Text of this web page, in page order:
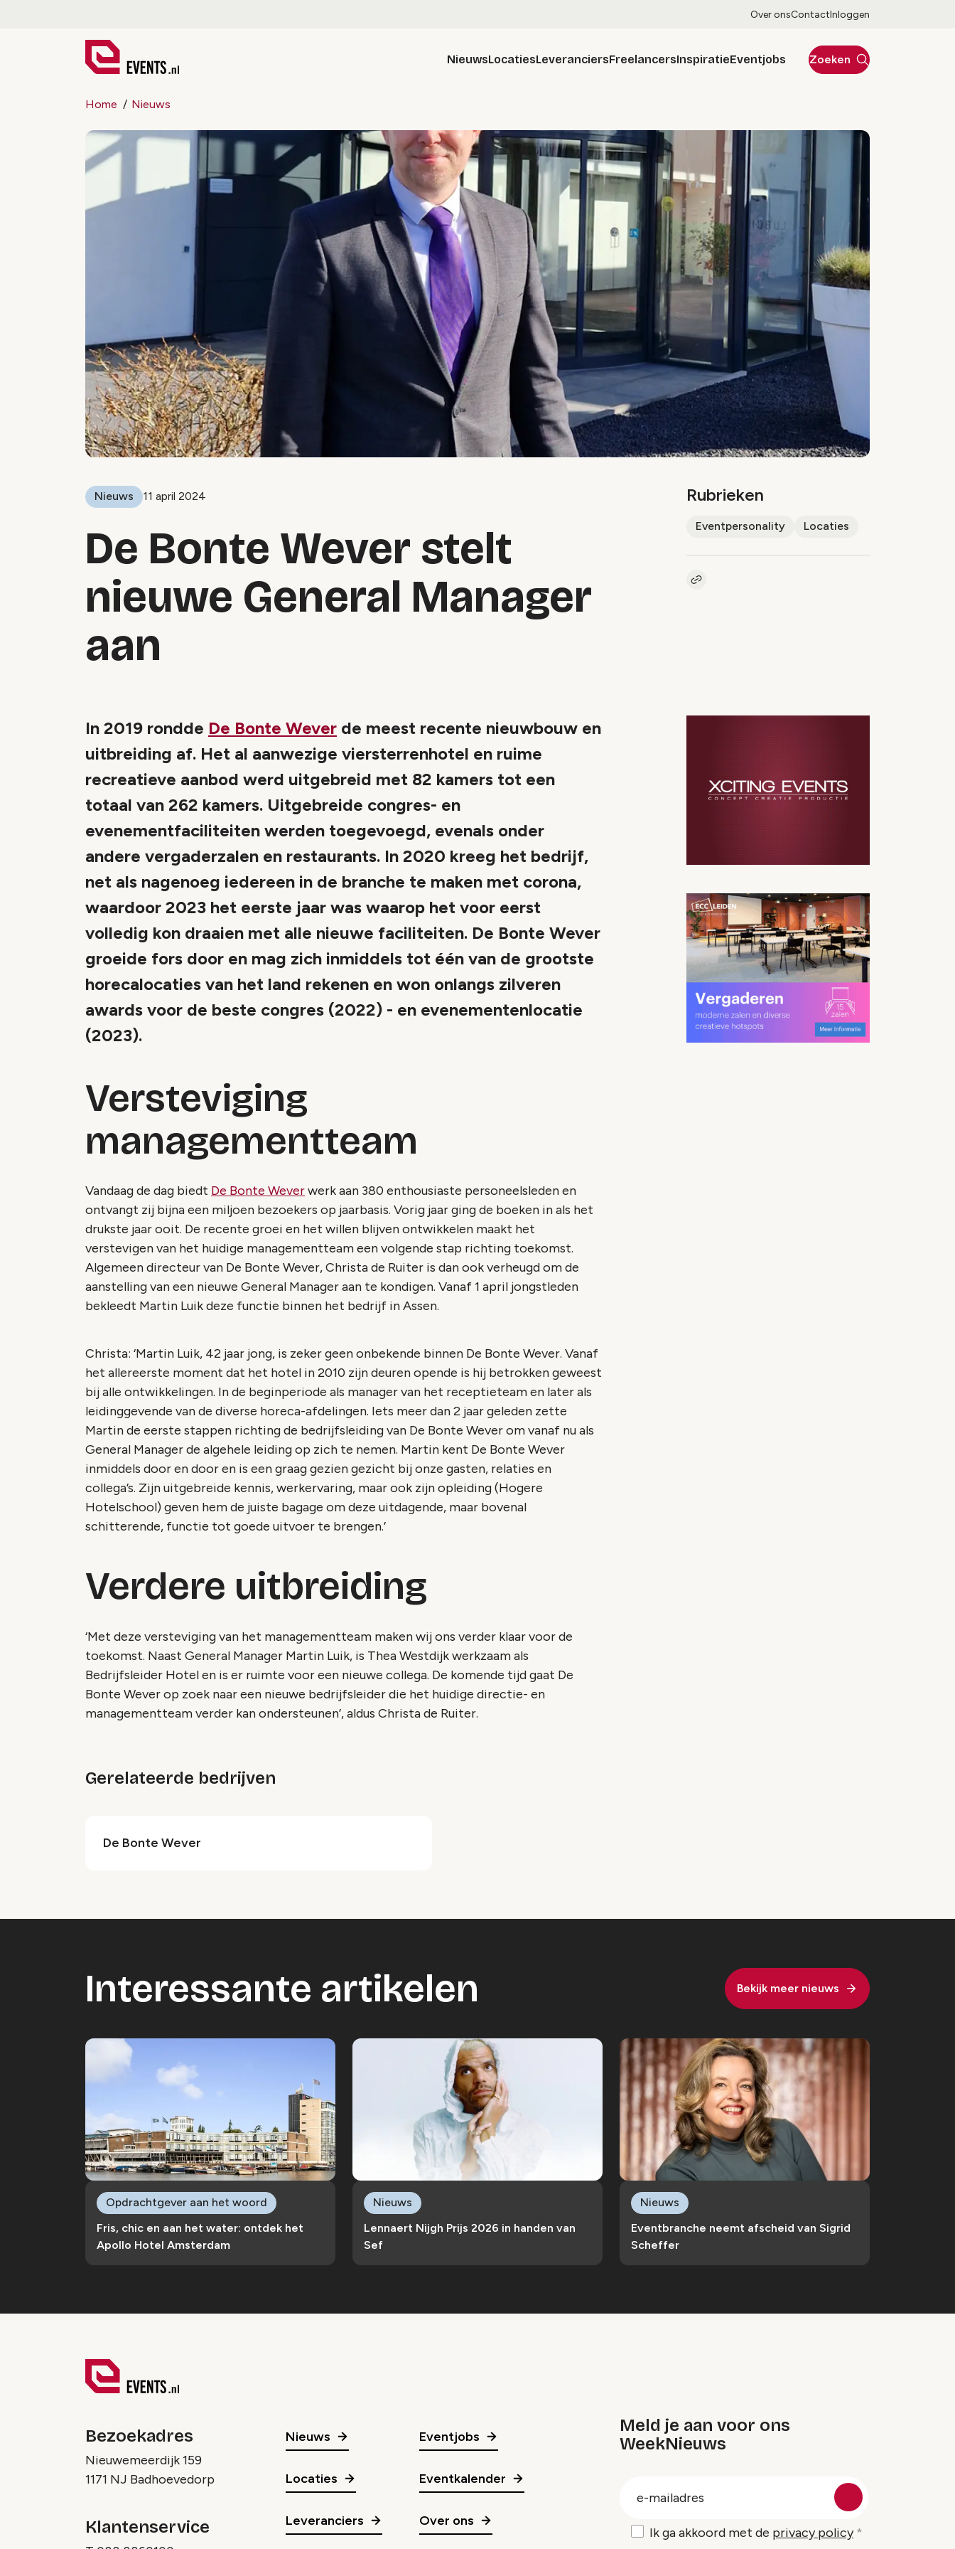
Over onsContactInloggen
NieuwsLocatiesLeveranciersFreelancersInspiratieEventjobs Zoeken
Home Nieuws
Nieuws 11 april 2024
De Bonte Wever stelt
nieuwe General Manager
aan
Rubrieken
Eventpersonality Locaties
Kopieer link naar artikel
In 2019 rondde De Bonte Wever de meest recente nieuwbouw en
uitbreiding af. Het al aanwezige viersterrenhotel en ruime
recreatieve aanbod werd uitgebreid met 82 kamers tot een
totaal van 262 kamers. Uitgebreide congres- en
evenementfaciliteiten werden toegevoegd, evenals onder
andere vergaderzalen en restaurants. In 2020 kreeg het bedrijf,
net als nagenoeg iedereen in de branche te maken met corona,
waardoor 2023 het eerste jaar was waarop het voor eerst
volledig kon draaien met alle nieuwe faciliteiten. De Bonte Wever
groeide fors door en mag zich inmiddels tot één van de grootste
horecalocaties van het land rekenen en won onlangs zilveren
awards voor de beste congres (2022) - en evenementenlocatie
(2023).
Versteviging
managementteam
Vandaag de dag biedt De Bonte Weverwerk aan 380 enthousiaste personeelsleden en
ontvangt zij bijna een miljoen bezoekers op jaarbasis. Vorig jaar ging de boeken in als het
drukste jaar ooit. De recente groei en het willen blijven ontwikkelen maakt het
verstevigen van het huidige managementteam een volgende stap richting toekomst.
Algemeen directeur van De Bonte Wever, Christa de Ruiter is dan ook verheugd om de
aanstelling van een nieuwe General Manager aan te kondigen. Vanaf 1 april jongstleden
bekleedt Martin Luik deze functie binnen het bedrijf in Assen.
Christa: ‘Martin Luik, 42 jaar jong, is zeker geen onbekende binnen De Bonte Wever. Vanaf
het allereerste moment dat het hotel in 2010 zijn deuren opende is hij betrokken geweest
bij alle ontwikkelingen. In de beginperiode als manager van het receptieteam en later als
leidinggevende van de diverse horeca-afdelingen. Iets meer dan 2 jaar geleden zette
Martin de eerste stappen richting de bedrijfsleiding van De Bonte Wever om vanaf nu als
General Manager de algehele leiding op zich te nemen. Martin kent De Bonte Wever
inmiddels door en door en is een graag gezien gezicht bij onze gasten, relaties en
collega’s. Zijn uitgebreide kennis, werkervaring, maar ook zijn opleiding (Hogere
Hotelschool) geven hem de juiste bagage om deze uitdagende, maar bovenal
schitterende, functie tot goede uitvoer te brengen.’
Verdere uitbreiding
‘Met deze versteviging van het managementteam maken wij ons verder klaar voor de
toekomst. Naast General Manager Martin Luik, is Thea Westdijk werkzaam als
Bedrijfsleider Hotel en is er ruimte voor een nieuwe collega. De komende tijd gaat De
Bonte Wever op zoek naar een nieuwe bedrijfsleider die het huidige directie- en
managementteam verder kan ondersteunen’, aldus Christa de Ruiter.
Gerelateerde bedrijven
De Bonte Wever
Interessante artikelen Bekijk meer nieuws
Fris, chic en aan het water: ontdek het
Apollo Hotel Amsterdam
Opdrachtgever aan het woord
Lennaert Nijgh Prijs 2026 in handen van
Sef
Nieuws
Eventbranche neemt afscheid van Sigrid
Scheffer
Nieuws
Bezoekadres
Nieuwemeerdijk 159
1171 NJ Badhoevedorp
Klantenservice
Nieuws
Locaties
Leveranciers
Eventjobs
Eventkalender
Over ons
Meld je aan voor ons
WeekNieuws
Ik ga akkoord met de privacy policy